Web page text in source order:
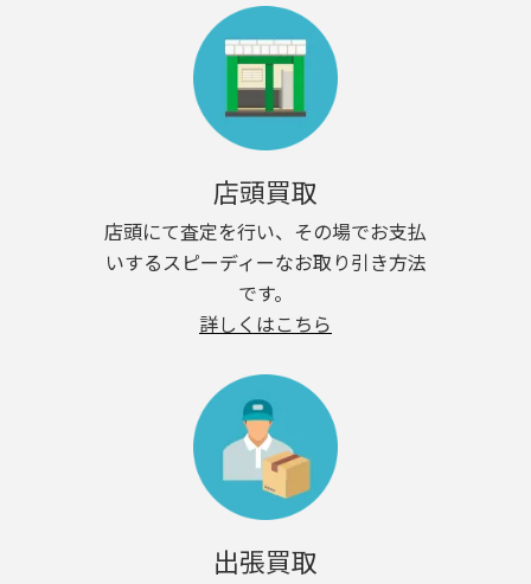
店頭買取
店頭にて査定を行い、その場でお支払
いするスピーディーなお取り引き方法
です。
詳しくはこちら
出張買取